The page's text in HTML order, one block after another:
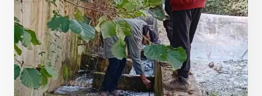
РЕКА
ИСКРЕЦКА